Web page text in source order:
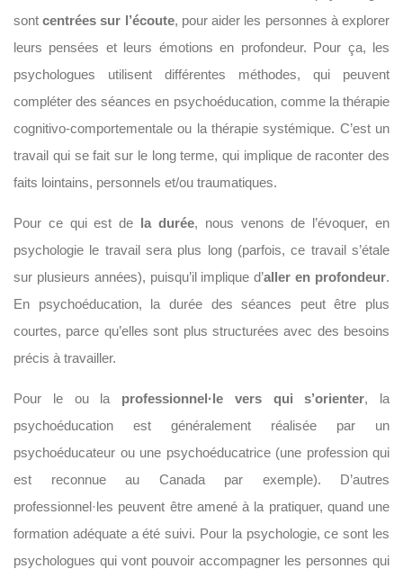
sont centrées sur l’écoute, pour aider les personnes à explorer
leurs pensées et leurs émotions en profondeur. Pour ça, les
psychologues utilisent différentes méthodes, qui peuvent
compléter des séances en psychoéducation, comme la thérapie
cognitivo-comportementale ou la thérapie systémique. C’est un
travail qui se fait sur le long terme, qui implique de raconter des
faits lointains, personnels et/ou traumatiques.
Pour ce qui est de la durée, nous venons de l’évoquer, en
psychologie le travail sera plus long (parfois, ce travail s’étale
sur plusieurs années), puisqu’il implique d’aller en profondeur.
En psychoéducation, la durée des séances peut être plus
courtes, parce qu’elles sont plus structurées avec des besoins
précis à travailler.
Pour le ou la professionnel·le vers qui s’orienter, la
psychoéducation est généralement réalisée par un
psychoéducateur ou une psychoéducatrice (une profession qui
est reconnue au Canada par exemple). D’autres
professionnel·les peuvent être amené à la pratiquer, quand une
formation adéquate a été suivi. Pour la psychologie, ce sont les
psychologues qui vont pouvoir accompagner les personnes qui